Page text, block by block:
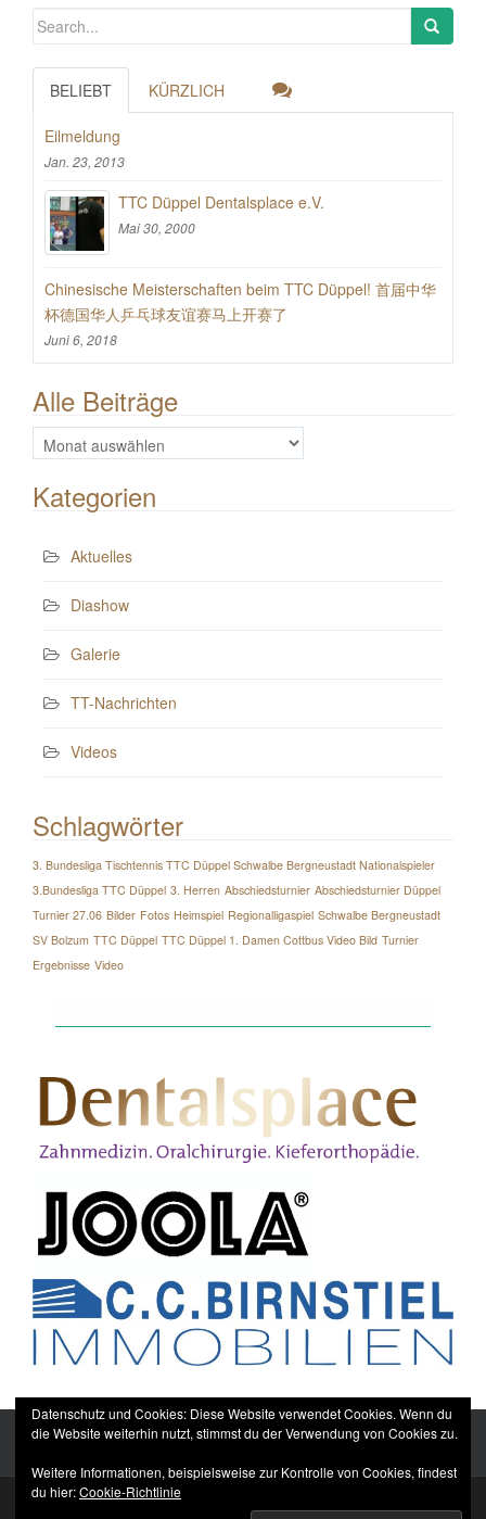
BELIEBT KÜRZLICH
Eilmeldung
Jan. 23, 2013
TTC Düppel Dentalsplace e.V.
Mai 30, 2000
Chinesische Meisterschaften beim TTC Düppel! 首届中华
杯德国华人乒乓球友谊赛马上开赛了
Juni 6, 2018
Alle Beiträge
Alle
Beiträge
Kategorien
Aktuelles
Diashow
Galerie
TT-Nachrichten
Videos
Schlagwörter
3. Bundesliga Tischtennis TTC Düppel Schwalbe Bergneustadt Nationalspieler
3.Bundesliga TTC Düppel 3. Herren Abschiedsturnier Abschiedsturnier Düppel
Turnier 27.06 Bilder Fotos Heimspiel Regionalligaspiel Schwalbe Bergneustadt
SV Bolzum TTC Düppel TTC Düppel 1. Damen Cottbus Video Bild Turnier
Ergebnisse Video
Datenschutzerklärung
Datenschutz und Cookies: Diese Website verwendet Cookies. Wenn du
die Website weiterhin nutzt, stimmst du der Verwendung von Cookies zu.
Weitere Informationen, beispielsweise zur Kontrolle von Cookies, findest
du hier:Cookie-Richtlinie